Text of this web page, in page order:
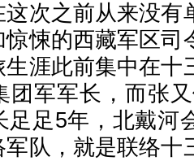
次之前从来没有
悚的西藏军区司
涯此前集中在十
团军军长，而张
足足5年，北戴河
队，就是联络十